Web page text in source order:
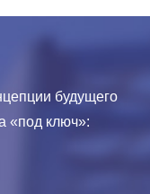
будущего
«под ключ»: